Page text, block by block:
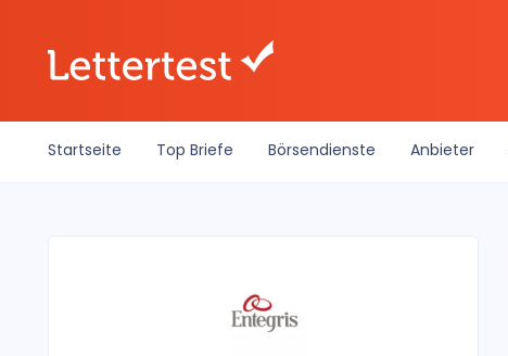
Startseite Top Briefe Börsendienste Anbieter